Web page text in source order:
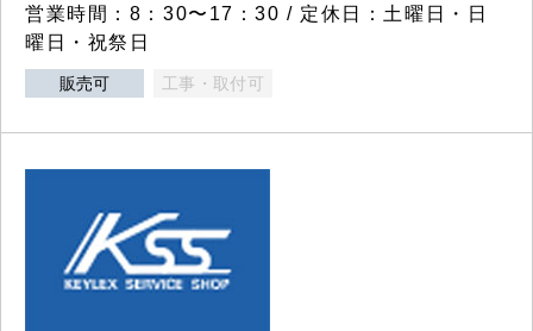
営業時間：8：30〜17：30 / 定休日：土曜日・日
曜日・祝祭日
販売可 工事・取付可